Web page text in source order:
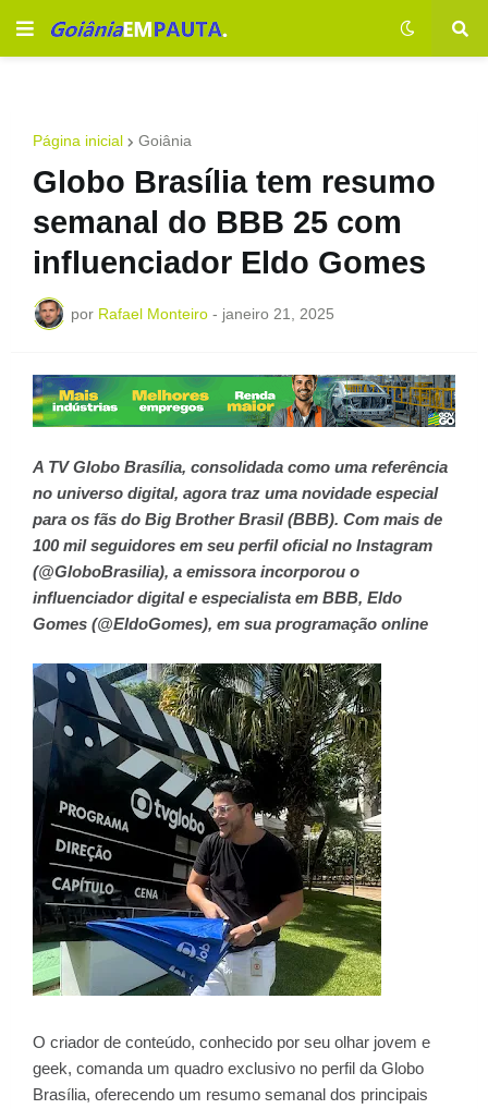
Página inicial Goiânia
Globo Brasília tem resumo
semanal do BBB 25 com
influenciador Eldo Gomes
por Rafael Monteiro - janeiro 21, 2025
A TV Globo Brasília, consolidada como uma referência
no universo digital, agora traz uma novidade especial
para os fãs do Big Brother Brasil (BBB). Com mais de
100 mil seguidores em seu perfil oficial no Instagram
(@GloboBrasilia), a emissora incorporou o
influenciador digital e especialista em BBB, Eldo
Gomes (@EldoGomes), em sua programação online
O criador de conteúdo, conhecido por seu olhar jovem e
geek, comanda um quadro exclusivo no perfil da Globo
Brasília, oferecendo um resumo semanal dos principais